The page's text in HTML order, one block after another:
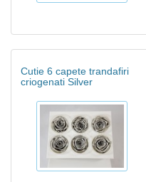
Cutie 6 capete trandafiri
criogenati Silver